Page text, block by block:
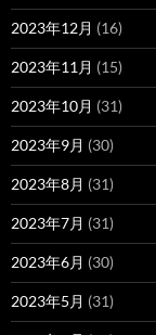
2023年12月 (16)
2023年11月 (15)
2023年10月 (31)
2023年9月 (30)
2023年8月 (31)
2023年7月 (31)
2023年6月 (30)
2023年5月 (31)